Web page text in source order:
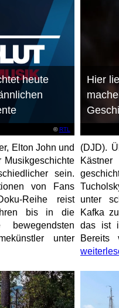
©RTL
heute
Elton John und
Musikgeschichte
sein.
von Fans
Reihe reist
bis in die
unter
Hier
(DJD).
unter
Kafka
das ist
Bereits